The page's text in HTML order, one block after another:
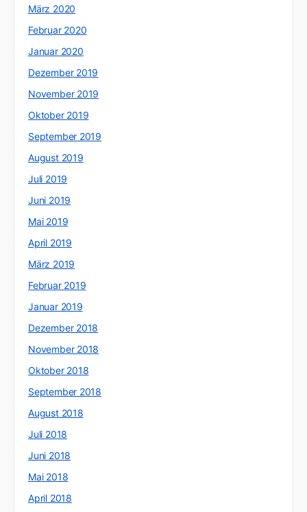
März 2020
Februar 2020
Januar 2020
Dezember 2019
November 2019
Oktober 2019
September 2019
August 2019
Juli 2019
Juni 2019
Mai 2019
April 2019
März 2019
Februar 2019
Januar 2019
Dezember 2018
November 2018
Oktober 2018
September 2018
August 2018
Juli 2018
Juni 2018
Mai 2018
April 2018